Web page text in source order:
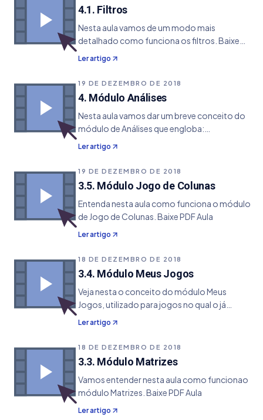
4.1. Filtros
Nesta aula vamos de um modo mais
detalhado como funciona os filtros. Baixe
PDF Aula
Ler artigo
19 DE DEZEMBRO DE 2018
4. Módulo Análises
Nesta aula vamos dar um breve conceito do
módulo de Análises que engloba:
conferência, simulações de resultados e
filtros. Baixe PDF Aula
Ler artigo
19 DE DEZEMBRO DE 2018
3.5. Módulo Jogo de Colunas
Entenda nesta aula como funciona o módulo
de Jogo de Colunas. Baixe PDF Aula
Ler artigo
18 DE DEZEMBRO DE 2018
3.4. Módulo Meus Jogos
Veja nesta o conceito do módulo Meus
Jogos, utilizado para jogos no qual o já
temos as dezenas. Baixe PDF Aula
Ler artigo
18 DE DEZEMBRO DE 2018
3.3. Módulo Matrizes
Vamos entender nesta aula como funcionao
módulo Matrizes. Baixe PDF Aula
Ler artigo